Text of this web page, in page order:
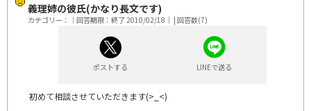
義理姉の彼氏(かなり長文です)
カテゴリー：｜回答期限：終了 2010/02/18｜ | 回答数(7)
ポストする LINEで送る
初めて相談させていただきます(>_<)